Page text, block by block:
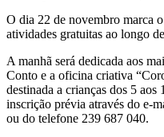
O dia 22 de novembro marca
atividades gratuitas ao longo
A manhã será dedicada aos
Conto e a oficina criativa
destinada a crianças dos 5 aos
inscrição prévia através do e-
ou do telefone 239 687 040.